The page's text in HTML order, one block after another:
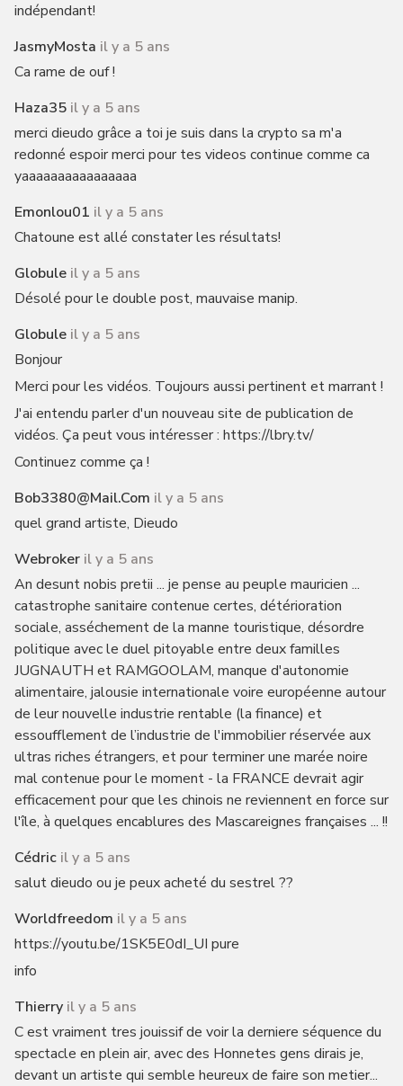
indépendant!
JasmyMosta il y a 5 ans
Ca rame de ouf !
Haza35 il y a 5 ans
merci dieudo grâce a toi je suis dans la crypto sa m'a
redonné espoir merci pour tes videos continue comme ca
yaaaaaaaaaaaaaaaa
Emonlou01 il y a 5 ans
Chatoune est allé constater les résultats!
Globule il y a 5 ans
Désolé pour le double post, mauvaise manip.
Globule il y a 5 ans
Bonjour
Merci pour les vidéos. Toujours aussi pertinent et marrant !
J'ai entendu parler d'un nouveau site de publication de
vidéos. Ça peut vous intéresser : https://lbry.tv/
Continuez comme ça !
Bob3380@mail.com il y a 5 ans
quel grand artiste, Dieudo
Webroker il y a 5 ans
An desunt nobis pretii ... je pense au peuple mauricien ...
catastrophe sanitaire contenue certes, détérioration
sociale, asséchement de la manne touristique, désordre
politique avec le duel pitoyable entre deux familles
JUGNAUTH et RAMGOOLAM, manque d'autonomie
alimentaire, jalousie internationale voire européenne autour
de leur nouvelle industrie rentable (la finance) et
essoufflement de l’industrie de l'immobilier réservée aux
ultras riches étrangers, et pour terminer une marée noire
mal contenue pour le moment - la FRANCE devrait agir
efficacement pour que les chinois ne reviennent en force sur
l'île, à quelques encablures des Mascareignes françaises ... !!
Cédric il y a 5 ans
salut dieudo ou je peux acheté du sestrel ??
Worldfreedom il y a 5 ans
https://youtu.be/1SK5E0dI_UI pure
info
Thierry il y a 5 ans
C est vraiment tres jouissif de voir la derniere séquence du
spectacle en plein air, avec des Honnetes gens dirais je,
devant un artiste qui semble heureux de faire son metier...